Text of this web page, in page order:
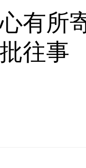
有
往事